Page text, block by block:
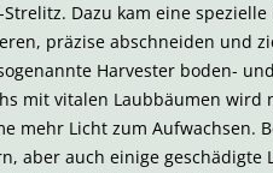
Dazu kam eine spezielle
präzise abschneiden und
Harvester boden- und
mit vitalen Laubbäumen wird
mehr Licht zum Aufwachsen.
aber auch einige geschädigte